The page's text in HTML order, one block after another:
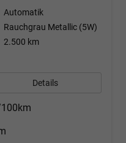
Automatik
Rauchgrau Metallic (5W)
2.500 km
Details